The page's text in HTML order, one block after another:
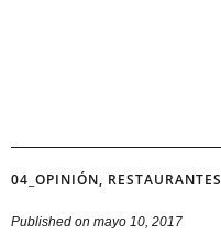
04_OPINIÓN, RESTAURANTES
Published on mayo 10, 2017